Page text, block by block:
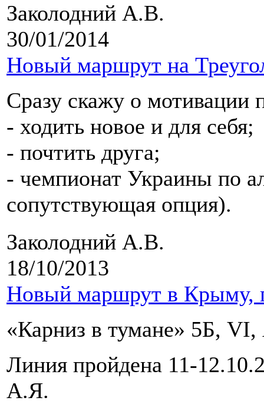
Заколодний А.В.
30/01/2014
Новый маршрут на
Сразу скажу о мотивации
- ходить новое и для себя;
- почтить друга;
- чемпионат Украины по
сопутствующая опция).
Заколодний А.В.
18/10/2013
Новый маршрут в Крыму,
«Карниз в тумане» 5Б,
Линия пройдена 11-
А.Я.